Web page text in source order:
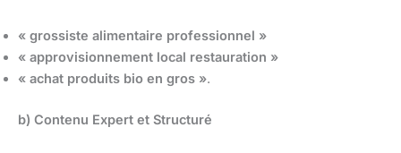
« grossiste alimentaire professionnel »
« approvisionnement local restauration »
« achat produits bio en gros ».
b) Contenu Expert et Structuré